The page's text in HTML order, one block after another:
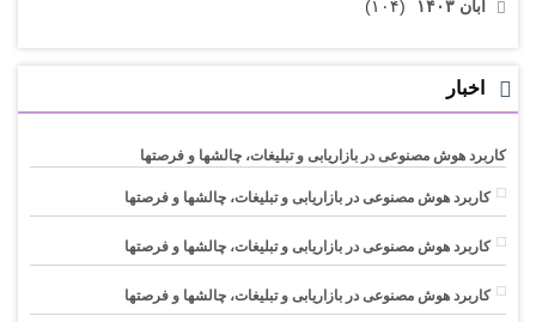
آبان ۱۴۰۳ (۱۰۴)
اخبار
کاربرد هوش مصنوعی در بازاریابی و تبلیغات، چالشها و فرصتها
کاربرد هوش مصنوعی در بازاریابی و تبلیغات، چالشها و فرصتها
کاربرد هوش مصنوعی در بازاریابی و تبلیغات، چالشها و فرصتها
کاربرد هوش مصنوعی در بازاریابی و تبلیغات، چالشها و فرصتها